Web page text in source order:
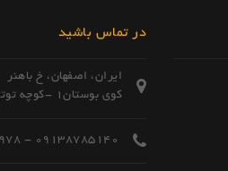
در تماس باشید
ایران، اصفهان، خ باهنر
کوی بوستان1 -کوچه توتیا پلاک 5 واحد7
09138785140 - 02122322978